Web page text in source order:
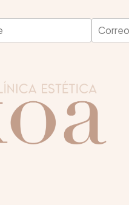
E
m
*